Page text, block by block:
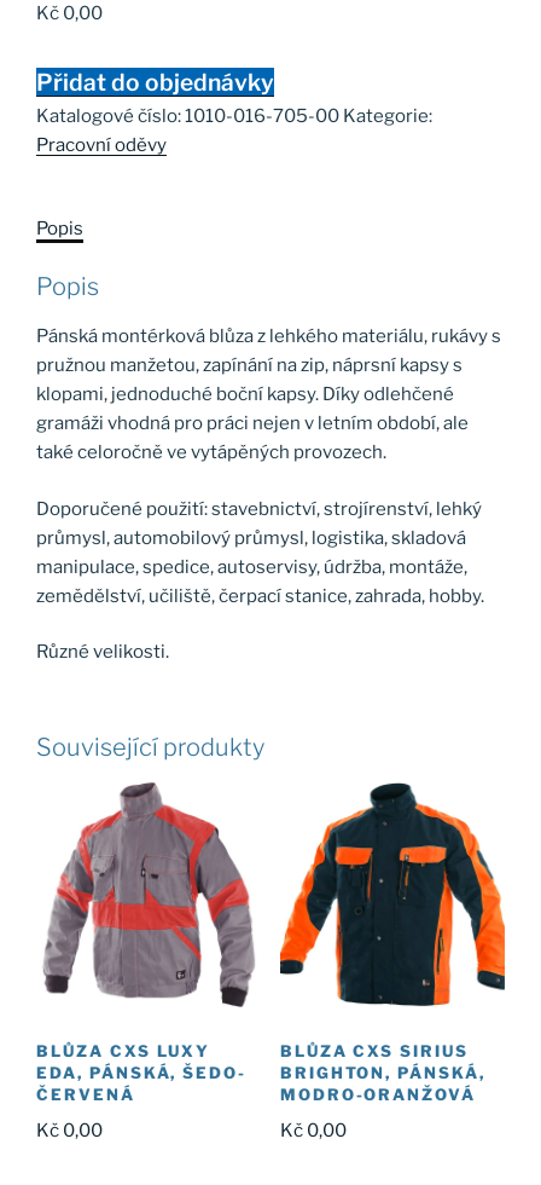
Kč 0,00
Přidat do objednávky
Katalogové číslo:1010-016-705-00 Kategorie:
Pracovní oděvy
Popis
Popis
Pánská montérková blůza z lehkého materiálu, rukávy s
pružnou manžetou, zapínání na zip, náprsní kapsy s
klopami, jednoduché boční kapsy. Díky odlehčené
gramáži vhodná pro práci nejen v letním období, ale
také celoročně ve vytápěných provozech.
Doporučené použití: stavebnictví, strojírenství, lehký
průmysl, automobilový průmysl, logistika, skladová
manipulace, spedice, autoservisy, údržba, montáže,
zemědělství, učiliště, čerpací stanice, zahrada, hobby.
Různé velikosti.
Související produkty
BLŮZA CXS LUXY
EDA, PÁNSKÁ, ŠEDO-
ČERVENÁ
Kč 0,00
BLŮZA CXS SIRIUS
BRIGHTON, PÁNSKÁ,
MODRO-ORANŽOVÁ
Kč0,00